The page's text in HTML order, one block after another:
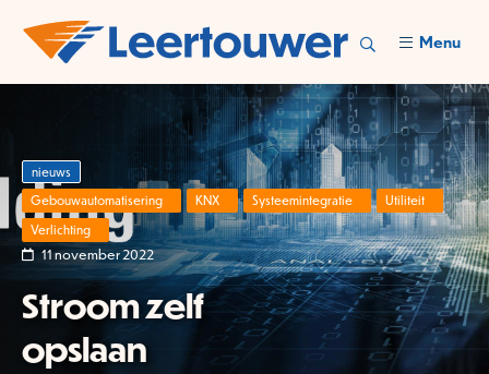
Menu
Stroom zelf
opslaan
nieuws
Gebouwautomatisering
KNX Systeemintegratie
Utiliteit
Verlichting
11 november 2022